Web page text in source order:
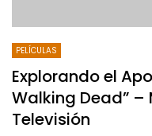
PELÍCULAS
Explorando el
Walking Dead” –
Televisión